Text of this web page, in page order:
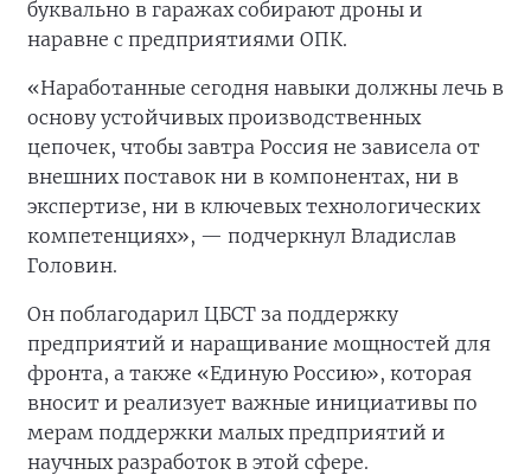
буквально в гаражах собирают дроны и
наравне с предприятиями ОПК.
«Наработанные сегодня навыки должны лечь в
основу устойчивых производственных
цепочек, чтобы завтра Россия не зависела от
внешних поставок ни в компонентах, ни в
экспертизе, ни в ключевых технологических
компетенциях», — подчеркнул Владислав
Головин.
Он поблагодарил ЦБСТ за поддержку
предприятий и наращивание мощностей для
фронта, а также «Единую Россию», которая
вносит и реализует важные инициативы по
мерам поддержки малых предприятий и
научных разработок в этой сфере.